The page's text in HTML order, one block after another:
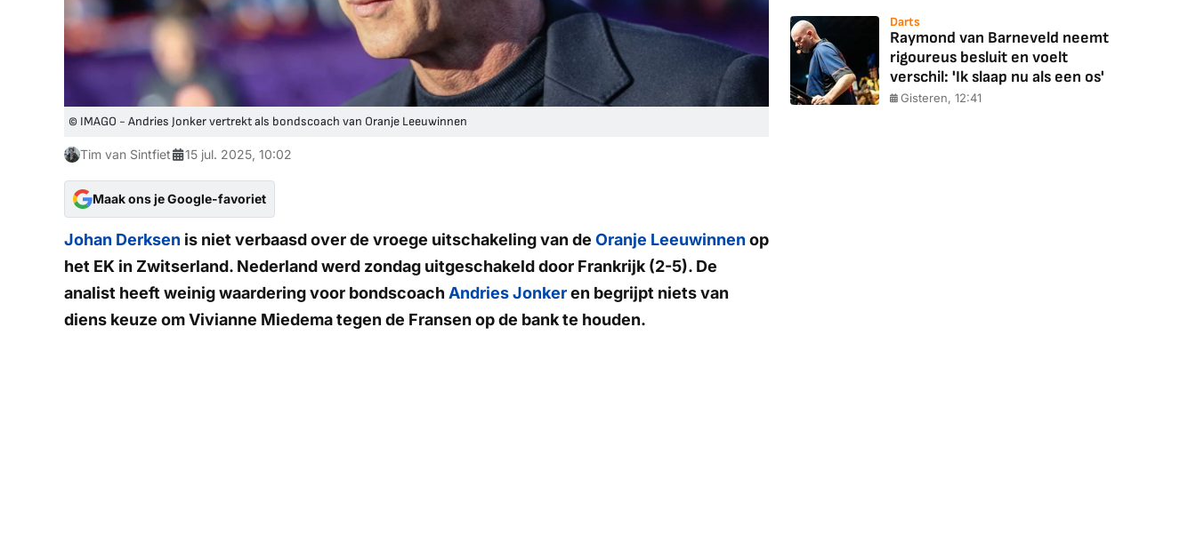
© IMAGO - Andries Jonker vertrekt als bondscoach van Oranje Leeuwinnen
Tim van Sintfiet 15 jul. 2025, 10:02
Maak ons je Google-favoriet
Johan Derksen is niet verbaasd over de vroege uitschakeling van de Oranje Leeuwinnen op
het EK in Zwitserland. Nederland werd zondag uitgeschakeld door Frankrijk (2-5). De
analist heeft weinig waardering voor bondscoach Andries Jonkeren begrijpt niets van
diens keuze om Vivianne Miedema tegen de Fransen op de bank te houden.
Darts
Raymond van Barneveld neemt
rigoureus besluit en voelt
verschil: 'Ik slaap nu als een os'
Gisteren, 12:41